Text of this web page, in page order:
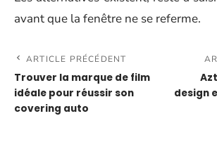
avant que la fenêtre ne se referme.
ARTICLE PRÉCÉDENT
Trouver la marque de film
idéale pour réussir son
covering auto
design